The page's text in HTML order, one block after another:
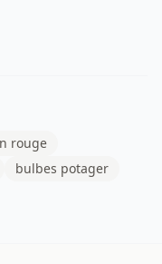
rouge
bulbes potager